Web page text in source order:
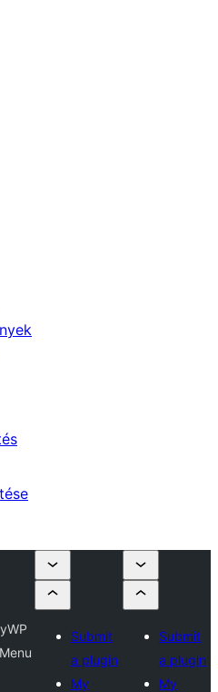
Submit
a plugin
My
Submit
a plugin
My